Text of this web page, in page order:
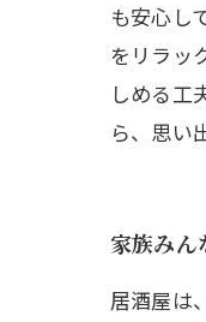
も安心し
をリラッ
しめる工
ら、思い
家族みん
居酒屋は